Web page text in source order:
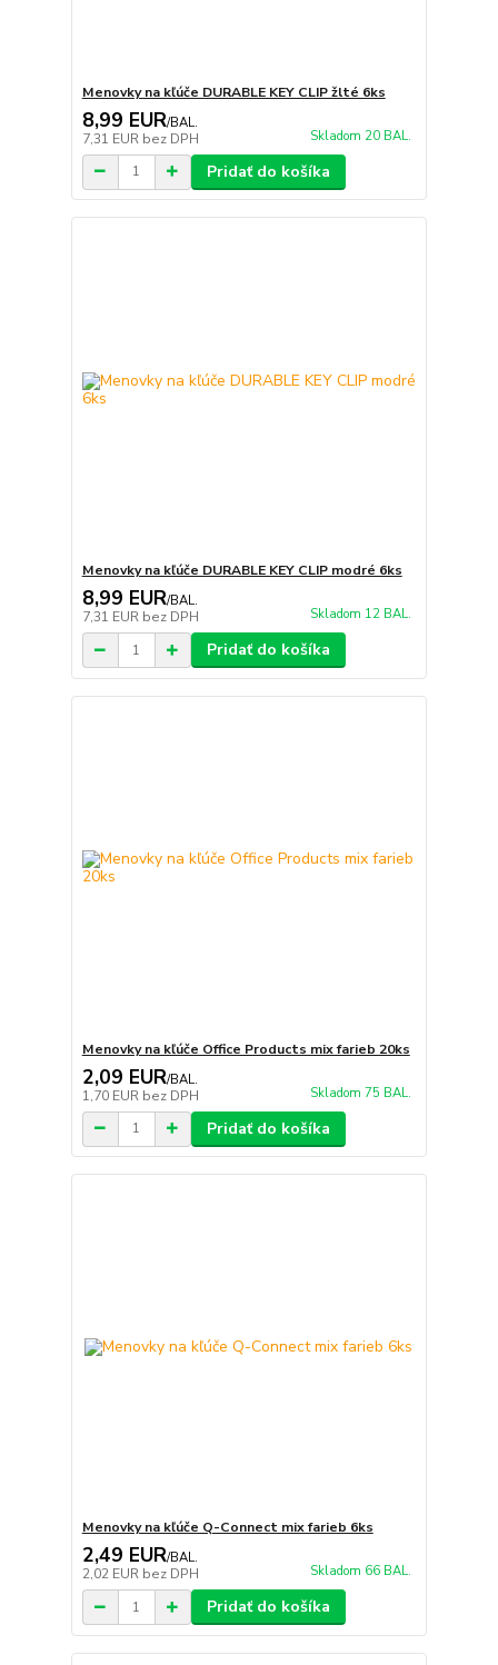
Menovky na kľúče DURABLE KEY CLIP žlté 6ks
8,99 EUR/BAL.
7,31 EUR bez DPH Skladom 20 BAL.
Pridať do košíka
Menovky na kľúče DURABLE KEY CLIP modré 6ks
8,99 EUR/BAL.
7,31 EUR bez DPH Skladom 12 BAL.
Pridať do košíka
Menovky na kľúče Office Products mix farieb 20ks
2,09 EUR/BAL.
1,70 EUR bez DPH Skladom 75 BAL.
Pridať do košíka
Menovky na kľúče Q-Connect mix farieb 6ks
2,49 EUR/BAL.
2,02 EUR bez DPH Skladom 66 BAL.
Pridať do košíka